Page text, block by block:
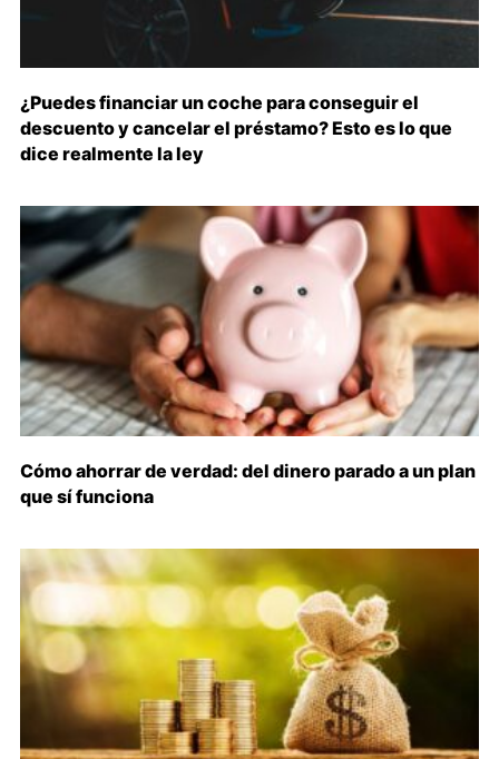
¿Puedes financiar un coche para conseguir el
descuento y cancelar el préstamo? Esto es lo que
dice realmente la ley
Cómo ahorrar de verdad: del dinero parado a un plan
que sí funciona